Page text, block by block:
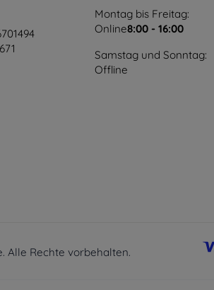
Montag bis Freitag:
Online8:00 - 16:00
Samstag und Sonntag:
Offline
Alle Rechte vorbehalten.